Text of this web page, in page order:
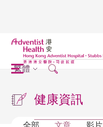
繁體
健康資訊